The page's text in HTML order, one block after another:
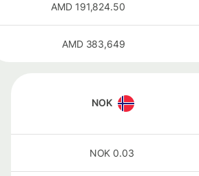
191,824.50
AMD
383,649
AMD
NOK
0.03
NOK